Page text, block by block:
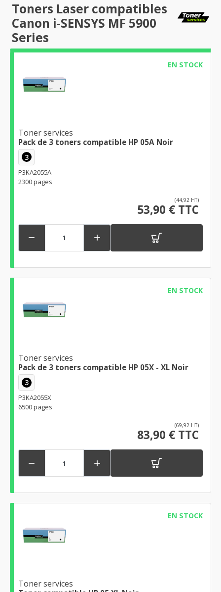
Toners Laser compatibles
Canon i-SENSYS MF 5900
Series
EN STOCK
Toner services
Pack de 3 toners compatible HP 05A Noir
3
P3KA2055A
2300 pages
(44,92 HT)
53,90 € TTC
 
EN STOCK
Toner services
Pack de 3 toners compatible HP 05X - XL Noir
3
P3KA2055X
6500 pages
(69,92 HT)
83,90 € TTC
 
EN STOCK
Toner services